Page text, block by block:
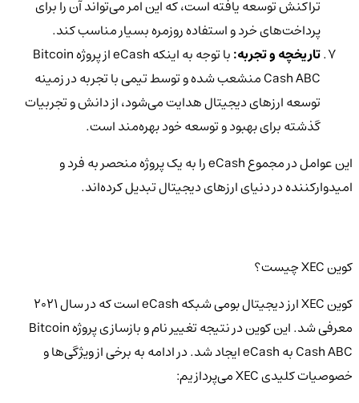
تراکنش توسعه یافته است، که این امر می‌تواند آن را برای
پرداخت‌های خرد و استفاده روزمره بسیار مناسب کند.
تاریخچه و تجربه:
با توجه به اینکه eCash از پروژه Bitcoin
Cash ABC منشعب شده و توسط تیمی با تجربه در زمینه
توسعه ارزهای دیجیتال هدایت می‌شود، از دانش و تجربیات
گذشته برای بهبود و توسعه خود بهره‌مند است.
این عوامل در مجموع eCash را به یک پروژه منحصر به فرد و
امیدوارکننده در دنیای ارزهای دیجیتال تبدیل کرده‌اند.
کوین XEC چیست؟
کوین XEC ارز دیجیتال بومی شبکه eCash است که در سال 2021
معرفی شد. این کوین در نتیجه تغییر نام و بازسازی پروژه Bitcoin
Cash ABC به eCash ایجاد شد. در ادامه به برخی از ویژگی‌ها و
خصوصیات کلیدی XEC می‌پردازیم: